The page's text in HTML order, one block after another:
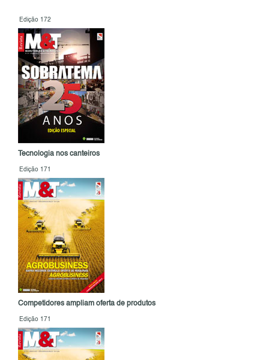
Edição 172
Tecnologia nos canteiros
Edição 171
Competidores ampliam oferta de produtos
Edição 171